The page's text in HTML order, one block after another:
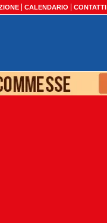
CALENDARIO CONTATTI